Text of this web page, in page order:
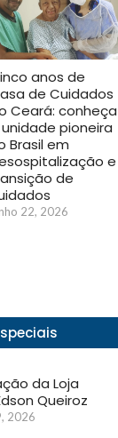
anos de
de Cuidados
Ceará: conheça
pioneira
Brasil em
e
de
22, 2026
da Loja
Queiroz
2026